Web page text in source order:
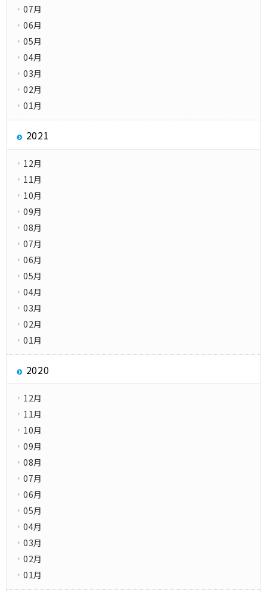
07月
06月
05月
04月
03月
02月
01月
2021
12月
11月
10月
09月
08月
07月
06月
05月
04月
03月
02月
01月
2020
12月
11月
10月
09月
08月
07月
06月
05月
04月
03月
02月
01月